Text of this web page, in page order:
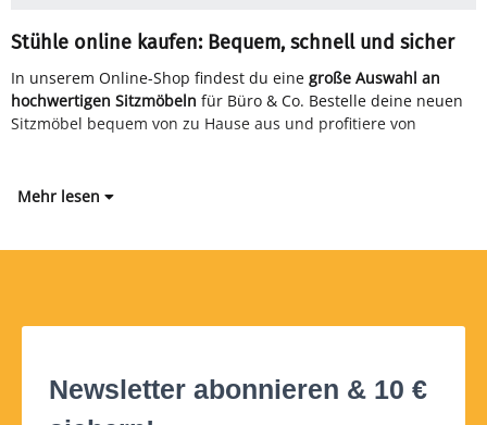
Stühle online kaufen: Bequem, schnell und sicher
In unserem Online-Shop findest du eine große Auswahl an
hochwertigen Sitzmöbeln für Büro & Co. Bestelle deine neuen
Sitzmöbel bequem von zu Hause aus und profitiere von
Mehr lesen